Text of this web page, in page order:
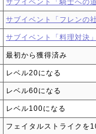
サブイベント「騎士への道
サブイベント「フレンの
サブイベント「料理対決」
最初から獲得済み
レベル20になる
レベル60になる
レベル100になる
フェイタルストライクを